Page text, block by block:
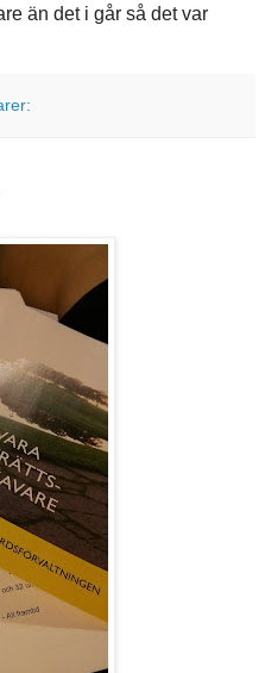
än det i går så det var